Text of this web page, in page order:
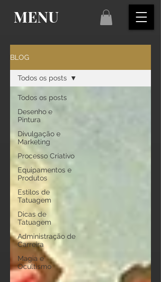
MENU
BLOG
Todos os posts
Desenho e
Pintura
Divulgação e
Marketing
Processo Criativo
Equipamentos e
Produtos
Estilos de
Tatuagem
Dicas de
Tatuagem
Administração de
Carreira
Magia e
Ocultismo
Todos os posts